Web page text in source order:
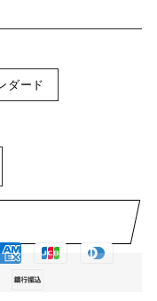
ダード